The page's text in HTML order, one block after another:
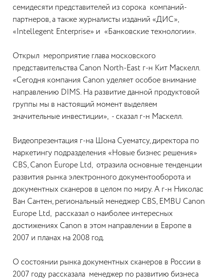
семидесяти представителей из сорока компаний-
партнеров, а также журналисты изданий «ДИС»,
«Intellegent Enterprise» и «Банковские технологии».
Открыл мероприятие глава московского
представительства Canon North-East г-н Кит Маскелл.
«Cегодня компания Canon уделяет особое внимание
направлению DIMS. На развитие данной продуктовой
группы мы в настоящий момент выделяем
значительные инвестиции», - сказал г-н Маскелл.
Видеопрезентация г-на Шона Суематсу, директора по
маркетингу подразделения «Новые бизнес решения»
CBS, Canon Europe Ltd, отразила основные тенденции
развития рынка электронного документооборота и
документных сканеров в целом по миру. А г-н Николас
Ван Сантен, региональный менеджер CBS, EMBU Canon
Europe Ltd, рассказал о наиболее интересных
достижениях Canon в этом направлении в Европе в
2007 и планах на 2008 год.
О состоянии рынка документных сканеров в России в
2007 году рассказала менеджер по развитию бизнеса